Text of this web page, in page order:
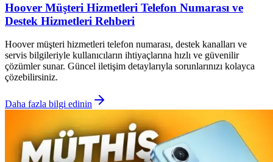
Hoover Müşteri Hizmetleri Telefon Numarası ve
Destek Hizmetleri Rehberi
Hoover müşteri hizmetleri telefon numarası, destek kanalları ve
servis bilgileriyle kullanıcıların ihtiyaçlarına hızlı ve güvenilir
çözümler sunar. Güncel iletişim detaylarıyla sorunlarınızı kolayca
çözebilirsiniz.
Daha fazla bilgi edinin